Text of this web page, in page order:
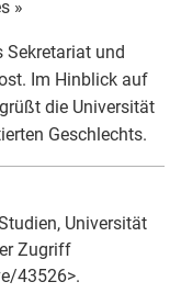
»
Sekretariat und
Im Hinblick auf
die Universität
Geschlechts.
Universität
Zugriff
43526>.